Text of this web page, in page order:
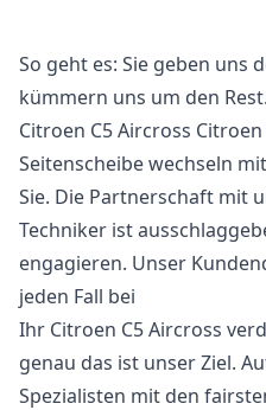
So geht es: Sie geben uns
kümmern uns um den
Citroen C5 Aircross
Seitenscheibe wechseln
Sie. Die Partnerschaft mit
Techniker ist
engagieren. Unser
jeden Fall bei
Ihr Citroen C5 Aircross
genau das ist unser Ziel.
Spezialisten mit den